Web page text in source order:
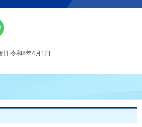
令和8年4月1日